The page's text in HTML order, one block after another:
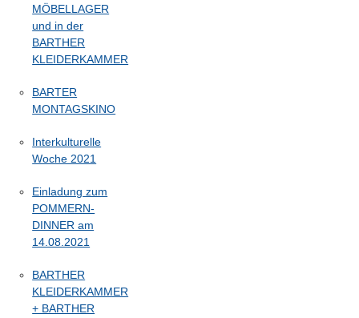
MÖBELLAGER
und in der
BARTHER
KLEIDERKAMMER
BARTER
MONTAGSKINO
Interkulturelle
Woche 2021
Einladung zum
POMMERN-
DINNER am
14.08.2021
BARTHER
KLEIDERKAMMER
+ BARTHER